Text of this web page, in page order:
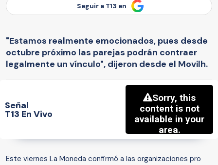
Seguir a T13 en
"Estamos realmente emocionados, pues desde
octubre próximo las parejas podrán contraer
legalmente un vínculo", dijeron desde el Movilh.
Señal
T13 En Vivo
Este viernes La Moneda confirmó a las organizaciones pro